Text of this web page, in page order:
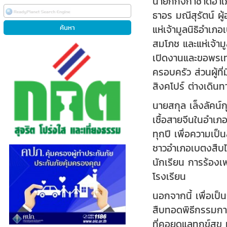
ธาอร มณีสุรัตน์ ผู้อ
แห่เจ้ามูลนิธิอำเภ
สมโภช และแห่เจ้
เปิดงานและขอพร
ครอบครัว ส่วนผู้ที่
สิงคโปร์ ต่างเดิน
นายสกุล เล็งลัคน์
เชื้อสายจีนในอำเ
ทุกปี เพื่อความเป็
ชาวอำเภอเบตงสื
นักเรียน การร้อง
โรงเรียน
นอกจากนี้ เพื่อเป็
สืบทอดพิธีกรรมกา
ที่คอยดูแลทุกข์สุข